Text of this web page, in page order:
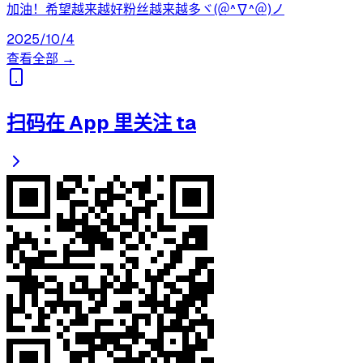
加油！希望越来越好粉丝越来越多ヾ(＠^∇^＠)ノ
2025/10/4
查看全部 →
扫码在 App 里关注 ta